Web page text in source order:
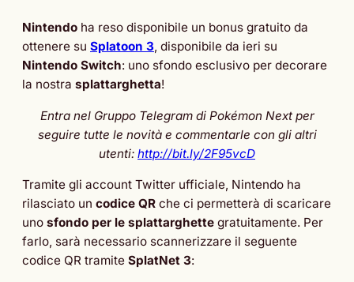
Nintendo ha reso disponibile un bonus gratuito da
ottenere su Splatoon 3, disponibile da ieri su
Nintendo Switch: uno sfondo esclusivo per decorare
la nostra splattarghetta!
Entra nel Gruppo Telegram di Pokémon Next per
seguire tutte le novità e commentarle con gli altri
utenti: http://bit.ly/2F95vcD
Tramite gli account Twitter ufficiale, Nintendo ha
rilasciato un codice QR che ci permetterà di scaricare
uno sfondo per le splattarghette gratuitamente. Per
farlo, sarà necessario scannerizzare il seguente
codice QR tramite SplatNet 3: